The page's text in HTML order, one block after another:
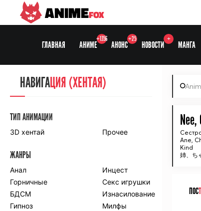
ANIMEFOX
ГЛАВНАЯ АНИМЕ
+1356
АНОНС
+25
НОВОСТИ
+
МАНГА
Ane,
Kind
姉、ち
ПОС
НАВИГАЦИЯ
СЕЗОНЫ
Anidub
Animedia
Kansai studio
Onibaku
Shiza project
ПО ЖАНРАМ
НАВИГАЦИЯ (ХЕНТАЯ)
ТИП АНИМАЦИИ
3D хентай Прочее
ЖАНРЫ
Анал
Инцест
Горничные
Секс игрушки
БДСМ
Изнасилование
Гипноз
Милфы